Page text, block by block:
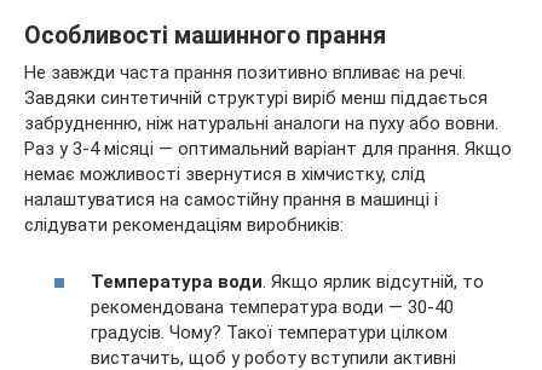
Особливості машинного прання
Не завжди часта прання позитивно впливає на речі.
Завдяки синтетичній структурі виріб менш піддається
забрудненню, ніж натуральні аналоги на пуху або вовни.
Раз у 3-4 місяці — оптимальний варіант для прання. Якщо
немає можливості звернутися в хімчистку, слід
налаштуватися на самостійну прання в машинці і
слідувати рекомендаціям виробників:
Температура води . Якщо ярлик відсутній, то
рекомендована температура води — 30-40
градусів. Чому? Такої температури цілком
вистачить, щоб у роботу вступили активні